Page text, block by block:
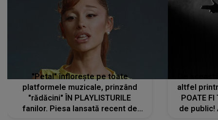
"Petal" înflorește pe toate
platformele muzicale, prinzând
"rădăcini" ÎN PLAYLISTURILE
fanilor. Piesa lansată recent de
altfel
POATE FI
de public!